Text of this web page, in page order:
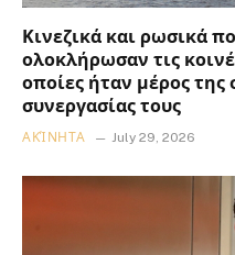
Κινεζικά και ρωσικά
ολοκλήρωσαν τις
οποίες ήταν μέρος της
συνεργασίας τους
ΑΚΊΝΗΤΑ July 29, 2026